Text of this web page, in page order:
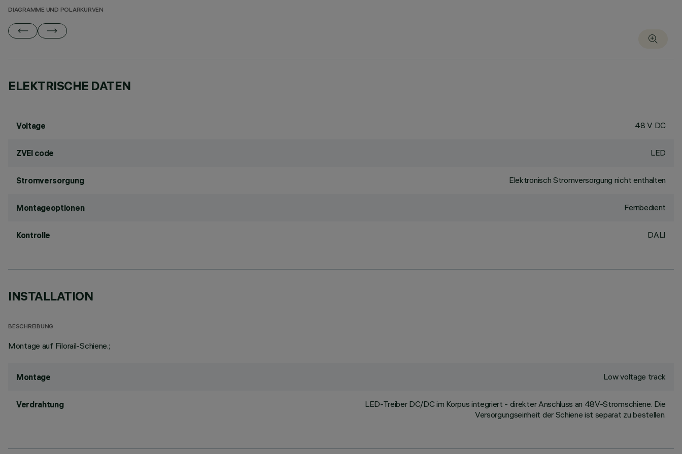
DIAGRAMME UND POLARKURVEN
ELEKTRISCHE DATEN
Voltage 48 V DC
ZVEI code LED
Stromversorgung Elektronisch Stromversorgung nicht enthalten
Montageoptionen Fernbedient
Kontrolle DALI
INSTALLATION
BESCHREIBUNG
Montage auf Filorail-Schiene.;
Montage Low voltage track
Verdrahtung
LED-Treiber DC/DC im Korpus integriert - direkter Anschluss an 48V-Stromschiene. Die
Versorgungseinheit der Schiene ist separat zu bestellen.